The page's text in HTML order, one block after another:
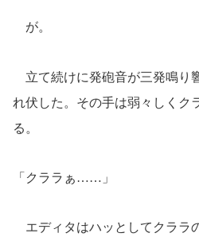
が。
立て続けに発砲音が三発鳴り
れ伏した。その手は弱々しくク
る。
「クララぁ……」
エディタはハッとしてクララ